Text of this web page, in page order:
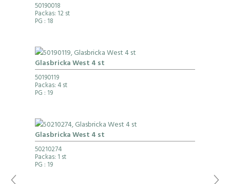
50190018
Packas: 12 st
PG : 18
Glasbricka West 4 st
50190119
Packas: 4 st
PG : 19
Glasbricka West 4 st
50210274
Packas: 1 st
PG : 19